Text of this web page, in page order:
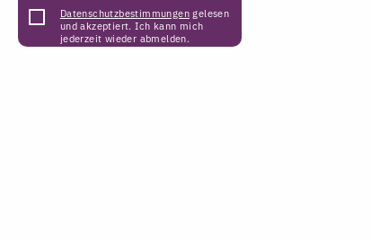
Datenschutzbestimmungen gelesen
und akzeptiert. Ich kann mich
jederzeit wieder abmelden.